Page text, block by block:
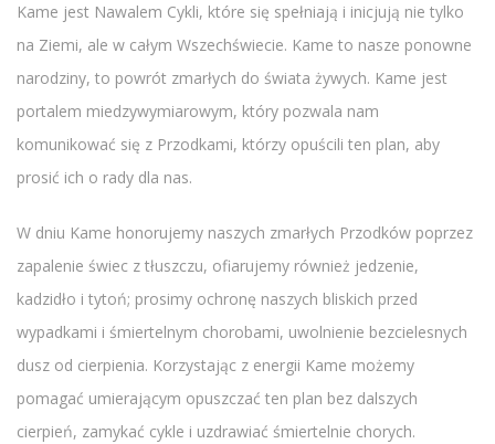
Kame jest Nawalem Cykli, które się spełniają i inicjują nie tylko
na Ziemi, ale w całym Wszechświecie. Kame to nasze ponowne
narodziny, to powrót zmarłych do świata żywych. Kame jest
portalem miedzywymiarowym, który pozwala nam
komunikować się z Przodkami, którzy opuścili ten plan, aby
prosić ich o rady dla nas.
W dniu Kame honorujemy naszych zmarłych Przodków poprzez
zapalenie świec z tłuszczu, ofiarujemy również jedzenie,
kadzidło i tytoń; prosimy ochronę naszych bliskich przed
wypadkami i śmiertelnym chorobami, uwolnienie bezcielesnych
dusz od cierpienia. Korzystając z energii Kame możemy
pomagać umierającym opuszczać ten plan bez dalszych
cierpień, zamykać cykle i uzdrawiać śmiertelnie chorych.